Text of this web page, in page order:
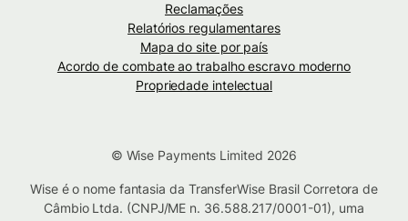
Reclamações
Relatórios regulamentares
Mapa do site por país
Acordo de combate ao trabalho escravo moderno
Propriedade intelectual
© Wise Payments Limited 2026
Wise é o nome fantasia da TransferWise Brasil Corretora de
Câmbio Ltda. (CNPJ/ME n. 36.588.217/0001-01), uma